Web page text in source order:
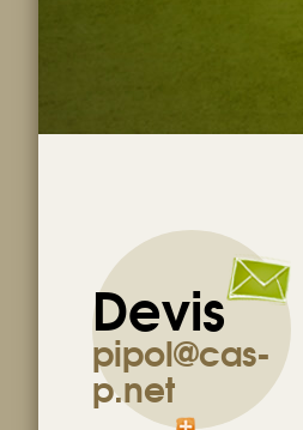
Devis
pipol@cas-
p.net